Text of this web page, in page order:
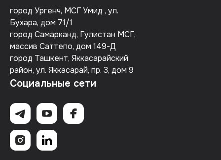
город Ургенч, МСГ Умид , ул.
Бухара, дом 71/1
город Самарканд, Гулистан МСГ,
массив Саттепо, дом 149-Д
город Ташкент, Яккасарайский
район, ул. Яккасарай, пр. 3, дом 9
Социальные сети